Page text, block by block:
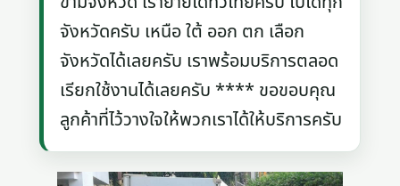
จังหวัดครับ เหนือ ใต้ ออก ตก เลือก
จังหวัดได้เลยครับ เราพร้อมบริการตลอด
เรียกใช้งานได้เลยครับ **** ขอขอบคุณ
ลูกค้าที่ไว้วางใจให้พวกเราได้ให้บริการครับ